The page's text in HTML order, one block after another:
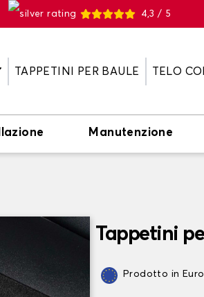
4,3 / 5
TAPPETINI PER BAULE TELO
Manutenzione
Tappetini
Prodotto in